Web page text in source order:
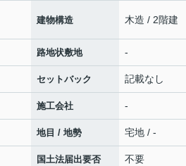
建物構造 木造 / 2階建
路地状敷地 -
セットバック 記載なし
施工会社 -
地目 / 地勢 宅地 / -
国土法届出要否 不要